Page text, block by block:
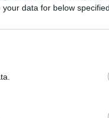
data for below